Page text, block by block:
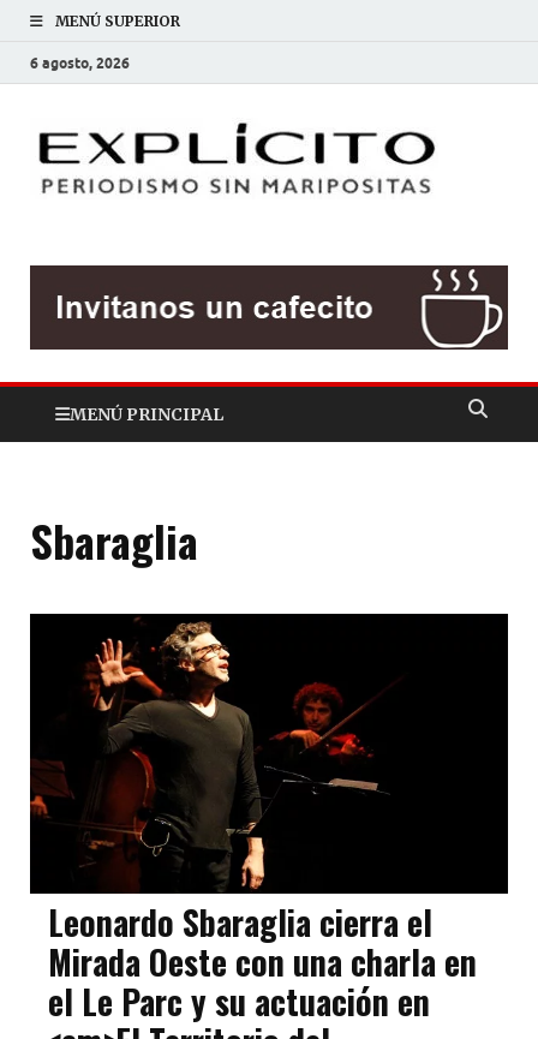
MENÚ SUPERIOR
6 agosto, 2026
MENÚ PRINCIPAL
Sbaraglia
Leonardo Sbaraglia cierra el
Mirada Oeste con una charla en
el Le Parc y su actuación en